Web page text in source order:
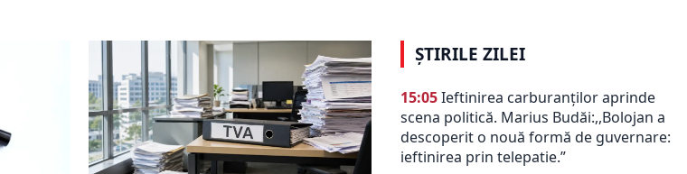
ȘTIRILE ZILEI
15:05Ieftinirea carburanților aprinde
scena politică. Marius Budăi:,,Bolojan a
descoperit o nouă formă de guvernare:
ieftinirea prin telepatie.”